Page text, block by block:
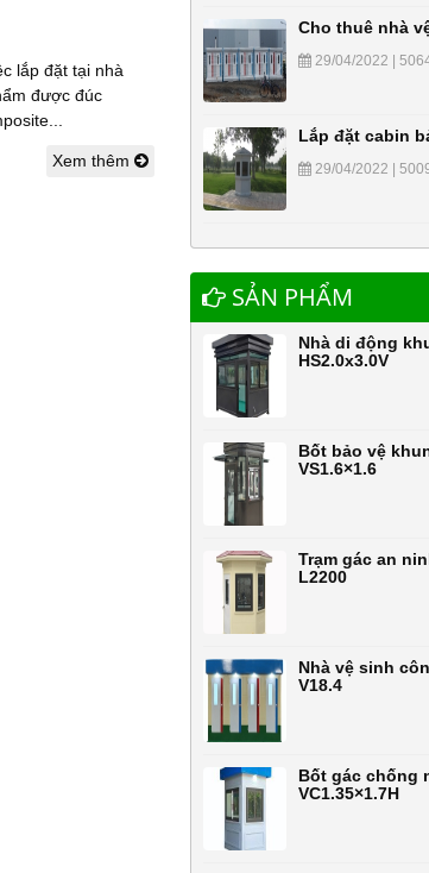
lắp đặt tại nhà
được đúc
Xem thêm
Cho thuê nhà
29/04/2022 |
Lắp đặt cabin
29/04/2022 |
SẢN PHẨM
Nhà di động
HS2.0x3.0V
Bốt bảo vệ
VS1.6×1.6
Trạm gác an
L2200
Nhà vệ sinh
V18.4
Bốt gác chống
VC1.35×1.7H